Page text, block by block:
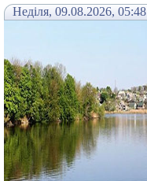
Неділя, 09.08.2026, 05:48